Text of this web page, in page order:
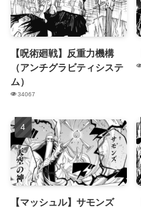
【呪術廻戦】反重力機構
（アンチグラビティシステ
ム）
34067
【マッシュル】サモンズ